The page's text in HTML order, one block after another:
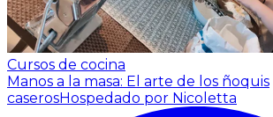
Cursos de cocina
Manos a la masa: El arte de los ñoquis
caserosHospedado por Nicoletta